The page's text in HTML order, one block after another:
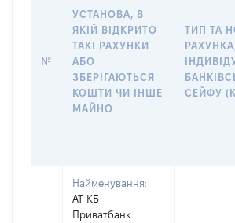
№
УСТАНОВА, В
ЯКІЙ ВІДКРИТО
ТАКІ РАХУНКИ
АБО
ЗБЕРІГАЮТЬСЯ
КОШТИ ЧИ ІНШЕ
МАЙНО
ТИП ТА
СЕЙФУ
Найменування:
АТ КБ
Приватбанк